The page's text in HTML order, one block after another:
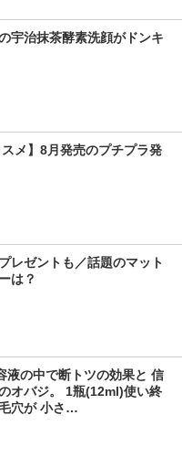
ニベア
U
ロングラスティング
funnyelves 方里
宇治抹茶酵素洗顔がドンキ
スメ】8月発売のプチプラ発
レゼントも／話題のマット
は？
液の中で断トツの効果と 信
オバジ。 1瓶(12ml)使い終
穴が 小さ…